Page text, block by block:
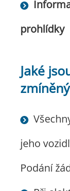
prohlídky
Jaké
jeho
Podání